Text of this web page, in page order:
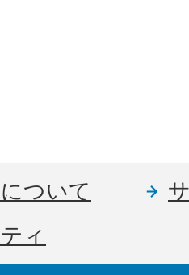
ついて
ィ